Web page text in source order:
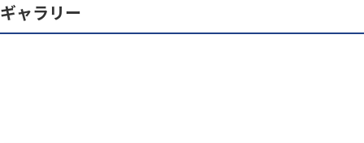
ギャラリー